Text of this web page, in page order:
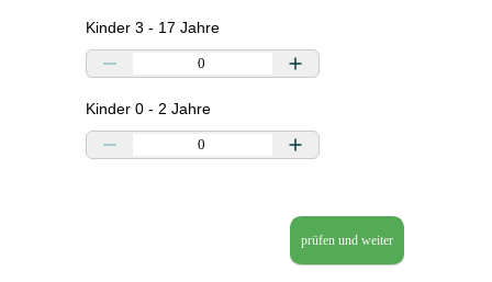
Kinder 3 - 17 Jahre
Kinder 0 - 2 Jahre
prüfen und weiter